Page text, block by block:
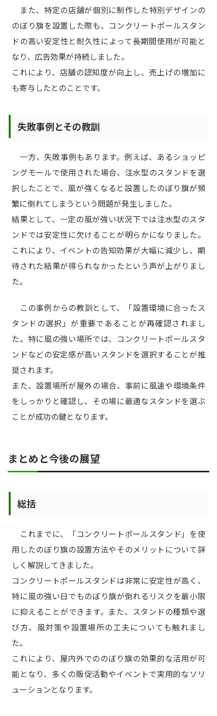
また、特定の店舗が個別に制作した特別デザインの
のぼり旗を設置した際も、コンクリートポールスタン
ドの高い安定性と耐久性によって長期間使用が可能と
なり、広告効果が持続しました。
これにより、店舗の認知度が向上し、売上げの増加に
も寄与したとのことです。
失敗事例とその教訓
一方、失敗事例もあります。例えば、あるショッピ
ングモールで使用された場合、注水型のスタンドを選
択したことで、風が強くなると設置したのぼり旗が頻
繁に倒れてしまうという問題が発生しました。
結果として、一定の風が強い状況下では注水型のスタ
ンドでは安定性に欠けることが明らかになりました。
これにより、イベントの告知効果が大幅に減少し、期
待された結果が得られなかったという声が上がりまし
た。
この事例からの教訓として、「設置環境に合ったス
タンドの選択」が重要であることが再確認されまし
た。特に風の強い場所では、コンクリートポールスタ
ンドなどの安定感が高いスタンドを選択することが推
奨されます。
また、設置場所が屋外の場合、事前に風速や環境条件
をしっかりと確認し、その場に最適なスタンドを選ぶ
ことが成功の鍵となります。
まとめと今後の展望
総括
これまでに、「コンクリートポールスタンド」を使
用したのぼり旗の設置方法やそのメリットについて詳
しく解説してきました。
コンクリートポールスタンドは非常に安定性が高く、
特に風の強い日でものぼり旗が倒れるリスクを最小限
に抑えることができます。また、スタンドの種類や選
び方、風対策や設置場所の工夫についても触れまし
た。
これにより、屋内外でののぼり旗の効果的な活用が可
能となり、多くの販促活動やイベントで実用的なソリ
ューションとなります。